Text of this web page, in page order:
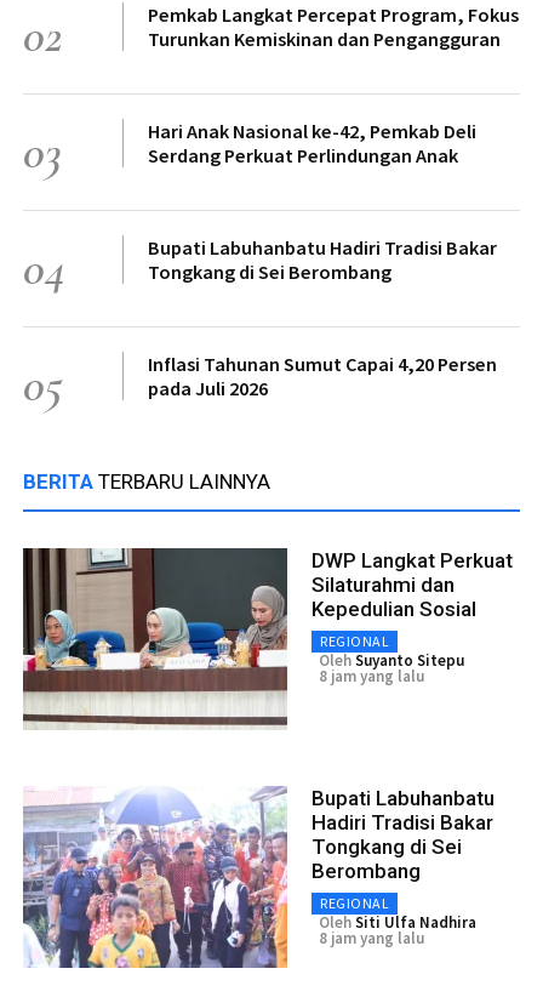
02
Pemkab Langkat Percepat Program, Fokus
Turunkan Kemiskinan dan Pengangguran
03
Hari Anak Nasional ke-42, Pemkab Deli
Serdang Perkuat Perlindungan Anak
04
Bupati Labuhanbatu Hadiri Tradisi Bakar
Tongkang di Sei Berombang
05
Inflasi Tahunan Sumut Capai 4,20 Persen
pada Juli 2026
BERITA TERBARU LAINNYA
DWP Langkat Perkuat
Silaturahmi dan
Kepedulian Sosial
REGIONAL
OlehSuyanto Sitepu
8 jam yang lalu
Bupati Labuhanbatu
Hadiri Tradisi Bakar
Tongkang di Sei
Berombang
REGIONAL
OlehSiti Ulfa Nadhira
8 jam yang lalu